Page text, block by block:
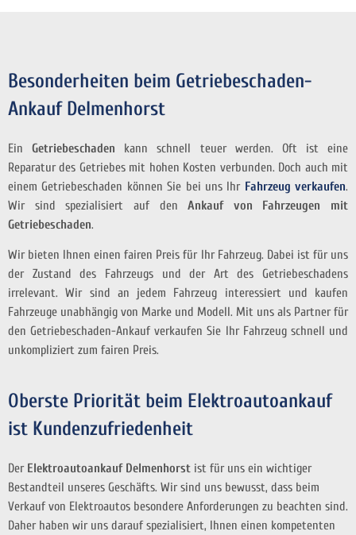
Besonderheiten beim Getriebeschaden-
Ankauf Delmenhorst
EinGetriebeschaden kann schnell teuer werden. Oft ist eine
Reparatur des Getriebes mit hohen Kosten verbunden. Doch auch mit
einem Getriebeschaden können Sie bei uns Ihr Fahrzeug verkaufen.
Wir sind spezialisiert auf denAnkauf von Fahrzeugen mit
Getriebeschaden.
Wir bieten Ihnen einen fairen Preis für Ihr Fahrzeug. Dabei ist für uns
der Zustand des Fahrzeugs und der Art des Getriebeschadens
irrelevant. Wir sind an jedem Fahrzeug interessiert und kaufen
Fahrzeuge unabhängig von Marke und Modell. Mit uns als Partner für
den Getriebeschaden-Ankauf verkaufen Sie Ihr Fahrzeug schnell und
unkompliziert zum fairen Preis.
Oberste Priorität beim Elektroautoankauf
ist Kundenzufriedenheit
Der Elektroautoankauf Delmenhorst ist für uns ein wichtiger
Bestandteil unseres Geschäfts. Wir sind uns bewusst, dass beim
Verkauf von Elektroautos besondere Anforderungen zu beachten sind.
Daher haben wir uns darauf spezialisiert, Ihnen einen kompetenten